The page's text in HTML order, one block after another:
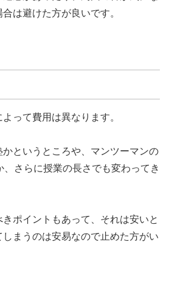
は避けた方が良いです。
って費用は異なります。
というところや、マンツーマンの
さらに授業の長さでも変わってき
ポイントもあって、それは安いと
まうのは安易なので止めた方がい